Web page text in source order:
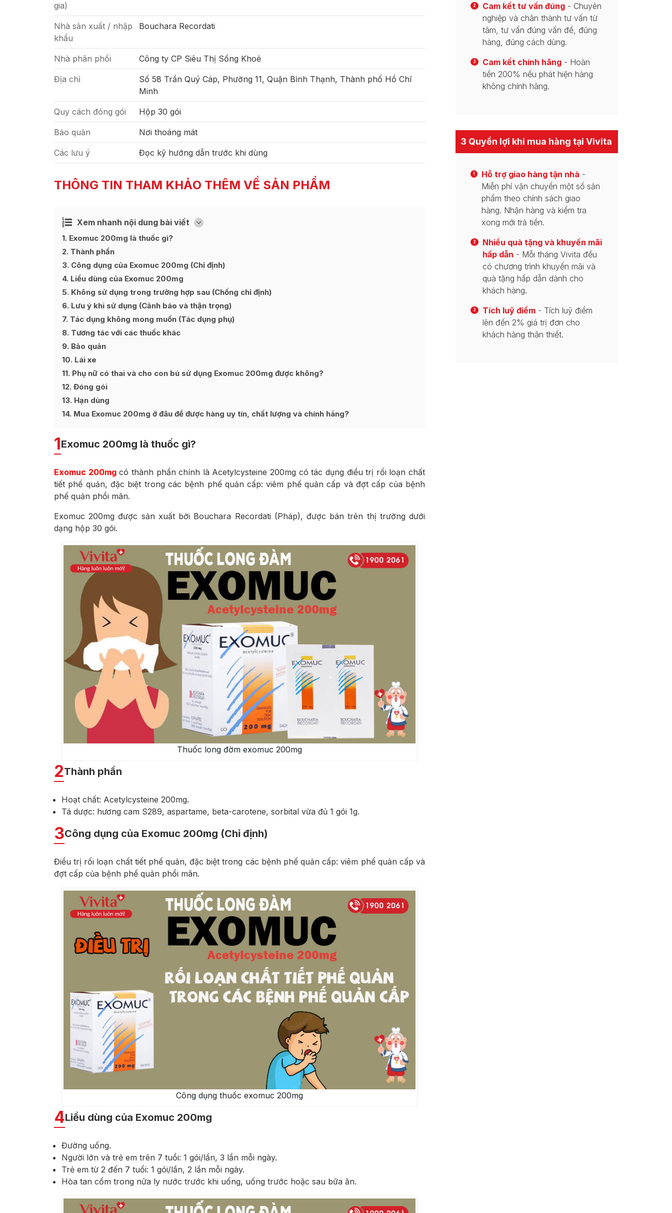
gia)
Nhà sản xuất / nhập
khẩu
Bouchara Recordati
Nhà phân phối Công ty CP Siêu Thị Sống Khoẻ
Địa chỉ
Số 58 Trần Quý Cáp, Phường 11, Quận Bình Thạnh, Thành phố Hồ Chí
Minh
Quy cách đóng gói Hộp 30 gói
Bảo quản Nơi thoáng mát
Các lưu ý Đọc kỹ hướng dẫn trước khi dùng
THÔNG TIN THAM KHẢO THÊM VỀ SẢN PHẨM
Xem nhanh nội dung bài viết [
Ẩn
1 Exomuc 200mg là thuốc gì?
2 Thành phần
3 Công dụng của Exomuc 200mg (Chỉ định)
4 Liều dùng của Exomuc 200mg
5 Không sử dụng trong trường hợp sau (Chống chỉ định)
6 Lưu ý khi sử dụng (Cảnh báo và thận trọng)
7 Tác dụng không mong muốn (Tác dụng phụ)
8 Tương tác với các thuốc khác
9 Bảo quản
10 Lái xe
11 Phụ nữ có thai và cho con bú sử dụng Exomuc 200mg được không?
12 Đóng gói
13 Hạn dùng
14 Mua Exomuc 200mg ở đâu để được hàng uy tín, chất lượng và chính hãng?
1Exomuc 200mg là thuốc gì?
Exomuc 200mgcó thành phần chính là Acetylcysteine 200mg có tác dụng điều trị rối loạn chất
tiết phế quản, đặc biệt trong các bệnh phế quản cấp: viêm phế quản cấp và đợt cấp của bệnh
phế quản phổi mãn.
Exomuc 200mg được sản xuất bởi Bouchara Recordati (Pháp), được bán trên thị trường dưới
dạng hộp 30 gói.
Thuốc long đờm exomuc 200mg
2Thành phần
Hoạt chất: Acetylcysteine 200mg.
Tá dược: hương cam S289, aspartame, beta-carotene, sorbital vừa đủ 1 gói 1g.
3Công dụng của Exomuc 200mg (Chỉ định)
Điều trị rối loạn chất tiết phế quản, đặc biệt trong các bệnh phế quản cấp: viêm phế quản cấp và
đợt cấp của bệnh phế quản phổi mãn.
Công dụng thuốc exomuc 200mg
4Liều dùng của Exomuc 200mg
Đường uống.
Người lớn và trẻ em trên 7 tuổi: 1 gói/lần, 3 lần mỗi ngày.
Trẻ em từ 2 đến 7 tuổi: 1 gói/lần, 2 lần mỗi ngày.
Hòa tan cốm trong nửa ly nước trước khi uống, uống trước hoặc sau bữa ăn.
2 Cam kết tư vấn đúng - Chuyên
nghiệp và chân thành tư vấn từ
tâm, tư vấn đúng vấn đề, đúng
hàng, đúng cách dùng.
3 Cam kết chính hãng - Hoàn
tiền 200% nếu phát hiện hàng
không chính hãng.
3 Quyền lợi khi mua hàng tại Vivita
1 Hỗ trợ giao hàng tận nhà -
Miễn phí vận chuyển một số sản
phẩm theo chính sách giao
hàng. Nhận hàng và kiểm tra
xong mới trả tiền.
2
Nhiều quà tặng và khuyến mãi
hấp dẫn - Mỗi tháng Vivita đều
có chương trình khuyến mãi và
quà tặng hấp dẫn dành cho
khách hàng.
3 Tích luỹ điểm - Tích luỹ điểm
lên đến 2% giá trị đơn cho
khách hàng thân thiết.